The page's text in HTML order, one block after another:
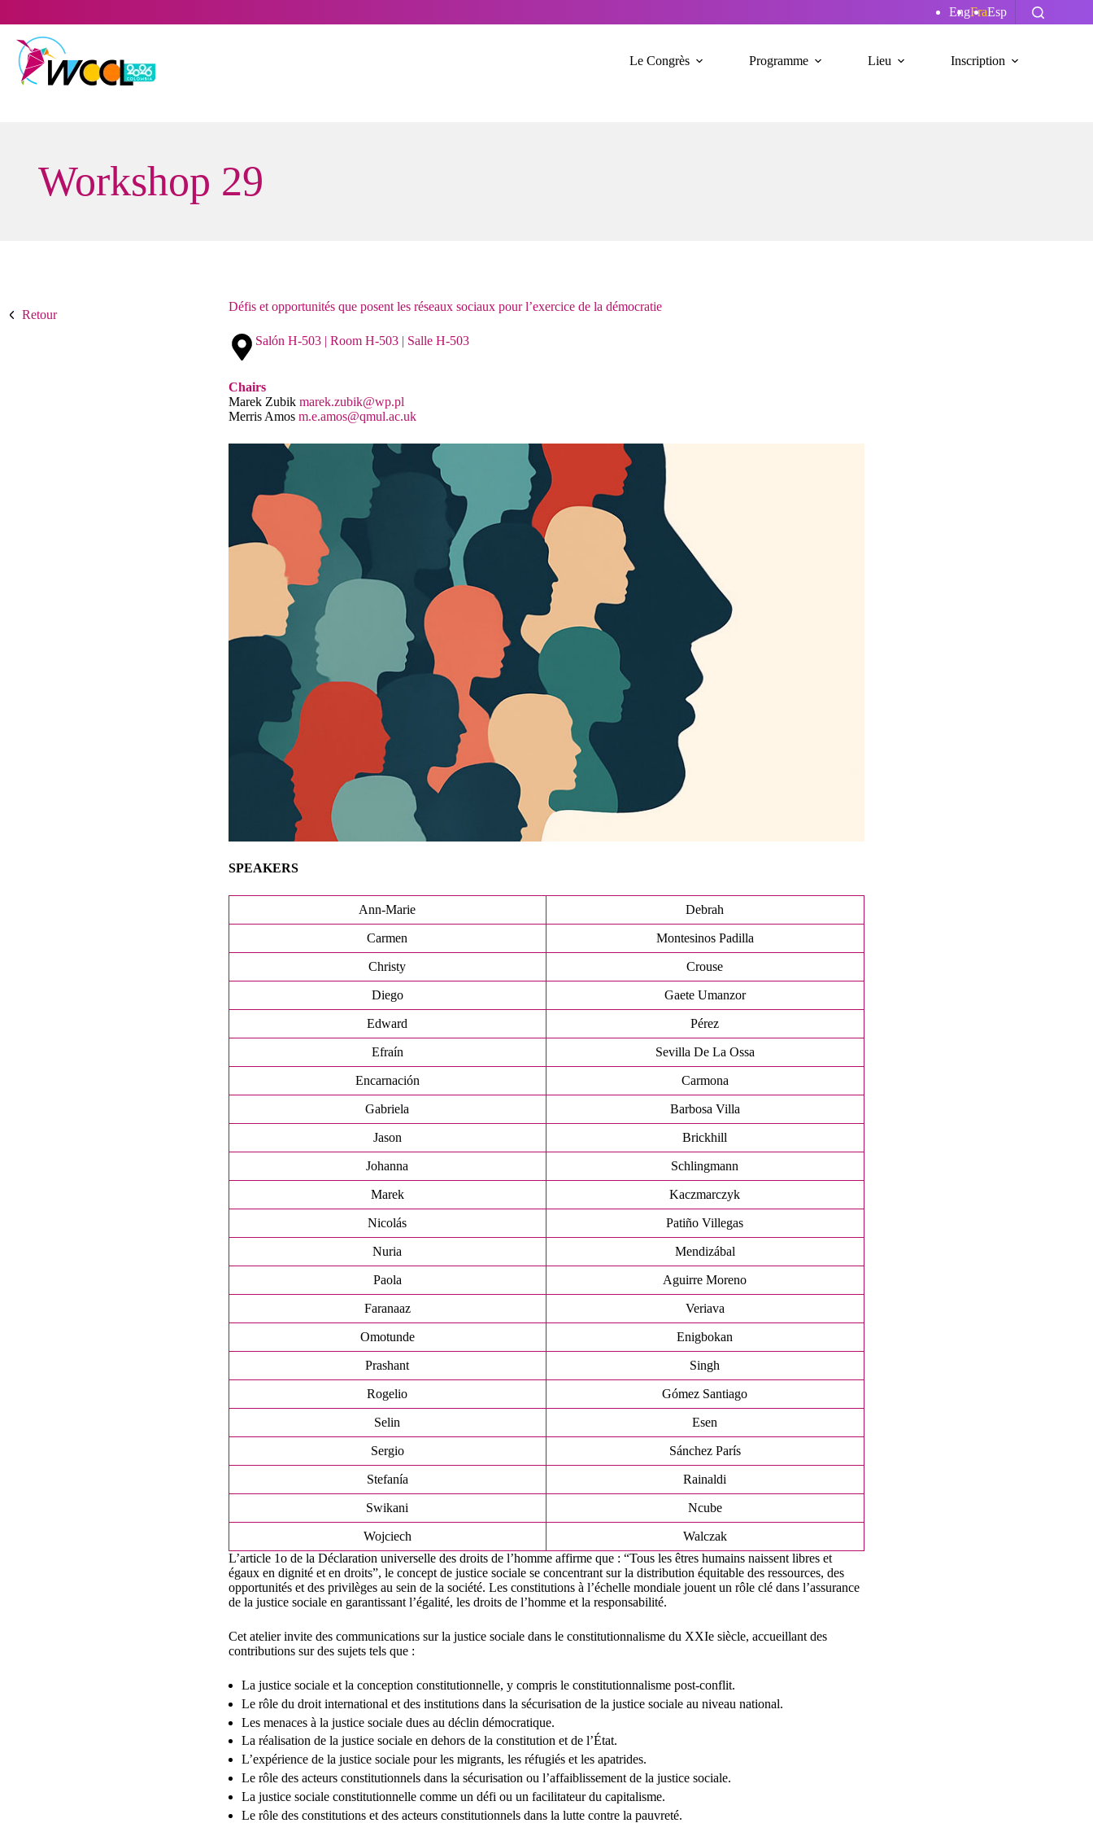
content
EngFraEsp
Le Congrès Programme Lieu Inscription
Workshop 29
Retour
Défis et opportunités que posent les réseaux sociaux pour l’exercice de la démocratie
Salón H-503 | Room H-503 | Salle H-503
Chairs
Marek Zubik marek.zubik@wp.pl
Merris Amos m.e.amos@qmul.ac.uk
SPEAKERS
Ann-Marie Debrah
Carmen Montesinos Padilla
Christy Crouse
Diego Gaete Umanzor
Edward Pérez
Efraín Sevilla De La Ossa
Encarnación Carmona
Gabriela Barbosa Villa
Jason Brickhill
Johanna Schlingmann
Marek Kaczmarczyk
Nicolás Patiño Villegas
Nuria Mendizábal
Paola Aguirre Moreno
Faranaaz Veriava
Omotunde Enigbokan
Prashant Singh
Rogelio Gómez Santiago
Selin Esen
Sergio Sánchez París
Stefanía Rainaldi
Swikani Ncube
Wojciech
Walczak
L’article 1o de la Déclaration universelle des droits de l’homme affirme que : “Tous les êtres humains naissent libres et
égaux en dignité et en droits”, le concept de justice sociale se concentrant sur la distribution équitable des ressources, des
opportunités et des privilèges au sein de la société. Les constitutions à l’échelle mondiale jouent un rôle clé dans l’assurance
de la justice sociale en garantissant l’égalité, les droits de l’homme et la responsabilité.
Cet atelier invite des communications sur la justice sociale dans le constitutionnalisme du XXIe siècle, accueillant des
contributions sur des sujets tels que :
La justice sociale et la conception constitutionnelle, y compris le constitutionnalisme post-conflit.
Le rôle du droit international et des institutions dans la sécurisation de la justice sociale au niveau national.
Les menaces à la justice sociale dues au déclin démocratique.
La réalisation de la justice sociale en dehors de la constitution et de l’État.
L’expérience de la justice sociale pour les migrants, les réfugiés et les apatrides.
Le rôle des acteurs constitutionnels dans la sécurisation ou l’affaiblissement de la justice sociale.
La justice sociale constitutionnelle comme un défi ou un facilitateur du capitalisme.
Le rôle des constitutions et des acteurs constitutionnels dans la lutte contre la pauvreté.